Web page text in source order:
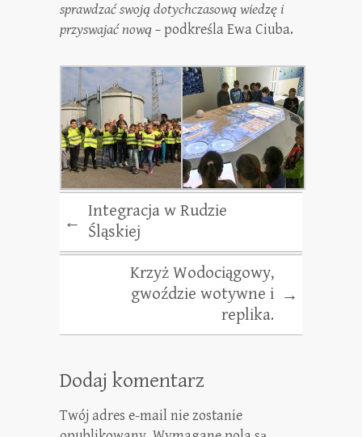
sprawdzać swoją dotychczasową wiedzę i
przyswajać nową –podkreśla Ewa Ciuba.
←
Integracja w Rudzie
Śląskiej
Krzyż Wodociągowy,
gwoździe wotywne i
replika.
→
Dodaj komentarz
Twój adres e-mail nie zostanie